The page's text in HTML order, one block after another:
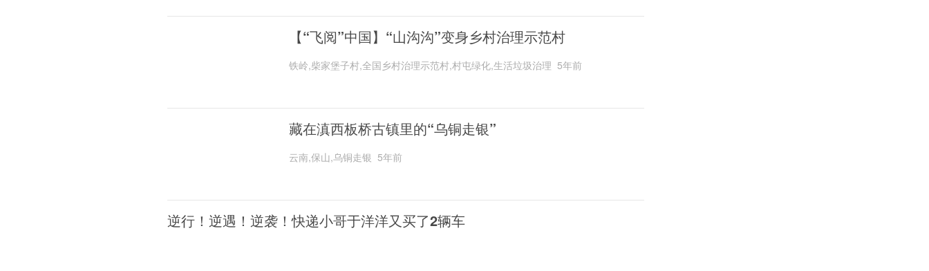
【“飞阅”中国】“山沟沟”变身乡村治理示范村
铁岭,柴家堡子村,全国乡村治理示范村,村屯绿化,生活垃圾治理 5年前
藏在滇西板桥古镇里的“乌铜走银”
云南,保山,乌铜走银 5年前
逆行！逆遇！逆袭！快递小哥于洋洋又买了2辆车